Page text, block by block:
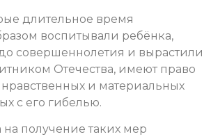
длительное время
воспитывали ребёнка,
совершеннолетия и вырастили
Отечества, имеют право
и материальных
с его гибелью.
получение таких мер